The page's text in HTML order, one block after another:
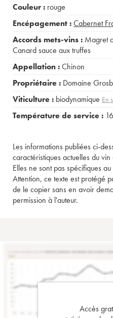
Couleur : rouge
Encépagement :Cabernet
Accords mets-vins : Magret
Canard sauce aux truffes
Appellation :Chinon
Propriétaire : Domaine
Viticulture : biodynamique En
Température de service :
Les informations publiées ci-
caractéristiques actuelles du
Elles ne sont pas spécifiques
Attention, ce texte est protégé
de le copier sans en avoir
permission à l'auteur.
Accès